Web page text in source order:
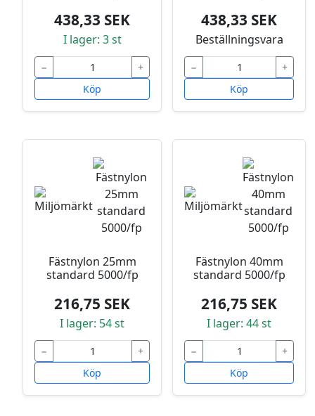
438,33 SEK
I lager: 3 st
−
+
Köp
438,33 SEK
Beställningsvara
−
+
Köp
Fästnylon 25mm
standard 5000/fp
216,75 SEK
I lager: 54 st
−
+
Köp
Fästnylon 40mm
standard 5000/fp
216,75 SEK
I lager: 44 st
−
+
Köp